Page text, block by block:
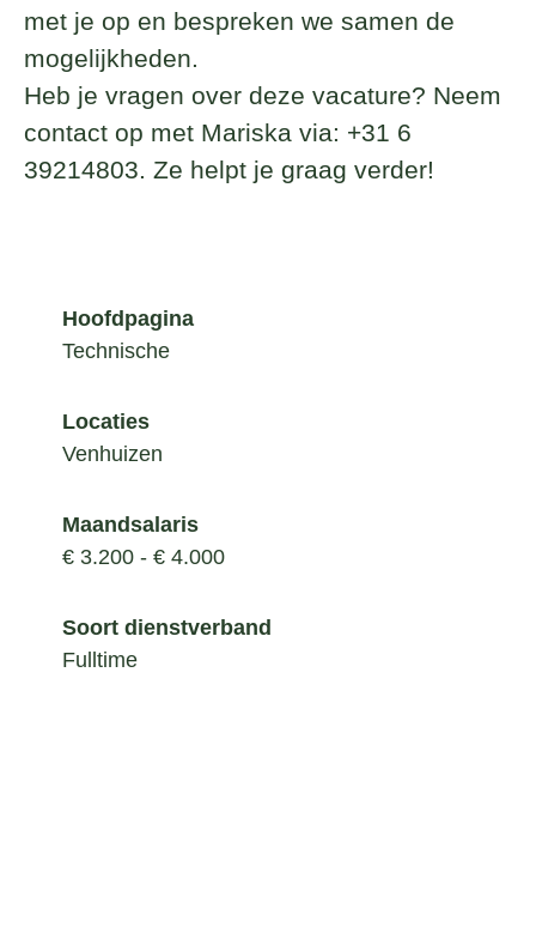
met je op en bespreken we samen de
mogelijkheden.
Heb je vragen over deze vacature? Neem
contact op met Mariska via: +31 6
39214803. Ze helpt je graag verder!
Hoofdpagina
Technische
Locaties
Venhuizen
Maandsalaris
€ 3.200 - € 4.000
Soort dienstverband
Fulltime